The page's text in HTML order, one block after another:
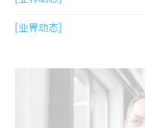
[业界动态]